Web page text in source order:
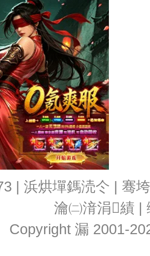
|浜烘墠鎷涜仒 | 骞
瀹㈡湇涓績 |
Copyright 漏 2001-